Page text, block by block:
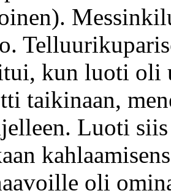
kun luoti oli
taikinaan,
Luoti
oli